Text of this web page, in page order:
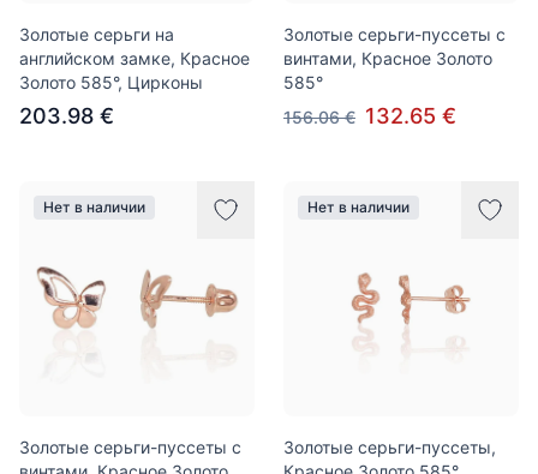
Золотые серьги на
английском замке, Красное
Золото 585°, Цирконы
203.98 €
Золотые серьги-пуссеты с
винтами, Красное Золото
585°
156.06 € 132.65 €
Нет в наличии
Золотые серьги-пуссеты с
Нет в наличии
Золотые серьги-пуссеты,